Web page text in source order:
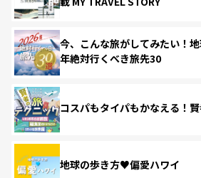
今、こんな旅がしてみたい！
年絶対行くべき旅先30
コスパもタイパもかなえる！
地球の歩き方♥偏愛ハワイ